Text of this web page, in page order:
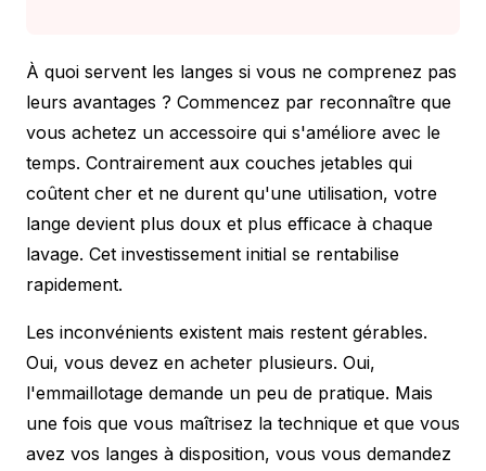
À quoi servent les langes si vous ne comprenez pas
leurs avantages ? Commencez par reconnaître que
vous achetez un accessoire qui s'améliore avec le
temps. Contrairement aux couches jetables qui
coûtent cher et ne durent qu'une utilisation, votre
lange devient plus doux et plus efficace à chaque
lavage. Cet investissement initial se rentabilise
rapidement.
Les inconvénients existent mais restent gérables.
Oui, vous devez en acheter plusieurs. Oui,
l'emmaillotage demande un peu de pratique. Mais
une fois que vous maîtrisez la technique et que vous
avez vos langes à disposition, vous vous demandez